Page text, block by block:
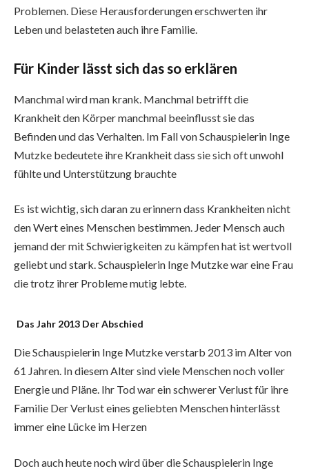
Problemen. Diese Herausforderungen erschwerten ihr
Leben und belasteten auch ihre Familie.
Für Kinder lässt sich das so erklären
Manchmal wird man krank. Manchmal betrifft die
Krankheit den Körper manchmal beeinflusst sie das
Befinden und das Verhalten. Im Fall von Schauspielerin Inge
Mutzke bedeutete ihre Krankheit dass sie sich oft unwohl
fühlte und Unterstützung brauchte
Es ist wichtig, sich daran zu erinnern dass Krankheiten nicht
den Wert eines Menschen bestimmen. Jeder Mensch auch
jemand der mit Schwierigkeiten zu kämpfen hat ist wertvoll
geliebt und stark. Schauspielerin Inge Mutzke war eine Frau
die trotz ihrer Probleme mutig lebte.
Das Jahr 2013 Der Abschied
Die Schauspielerin Inge Mutzke verstarb 2013 im Alter von
61 Jahren. In diesem Alter sind viele Menschen noch voller
Energie und Pläne. Ihr Tod war ein schwerer Verlust für ihre
Familie Der Verlust eines geliebten Menschen hinterlässt
immer eine Lücke im Herzen
Doch auch heute noch wird über die Schauspielerin Inge